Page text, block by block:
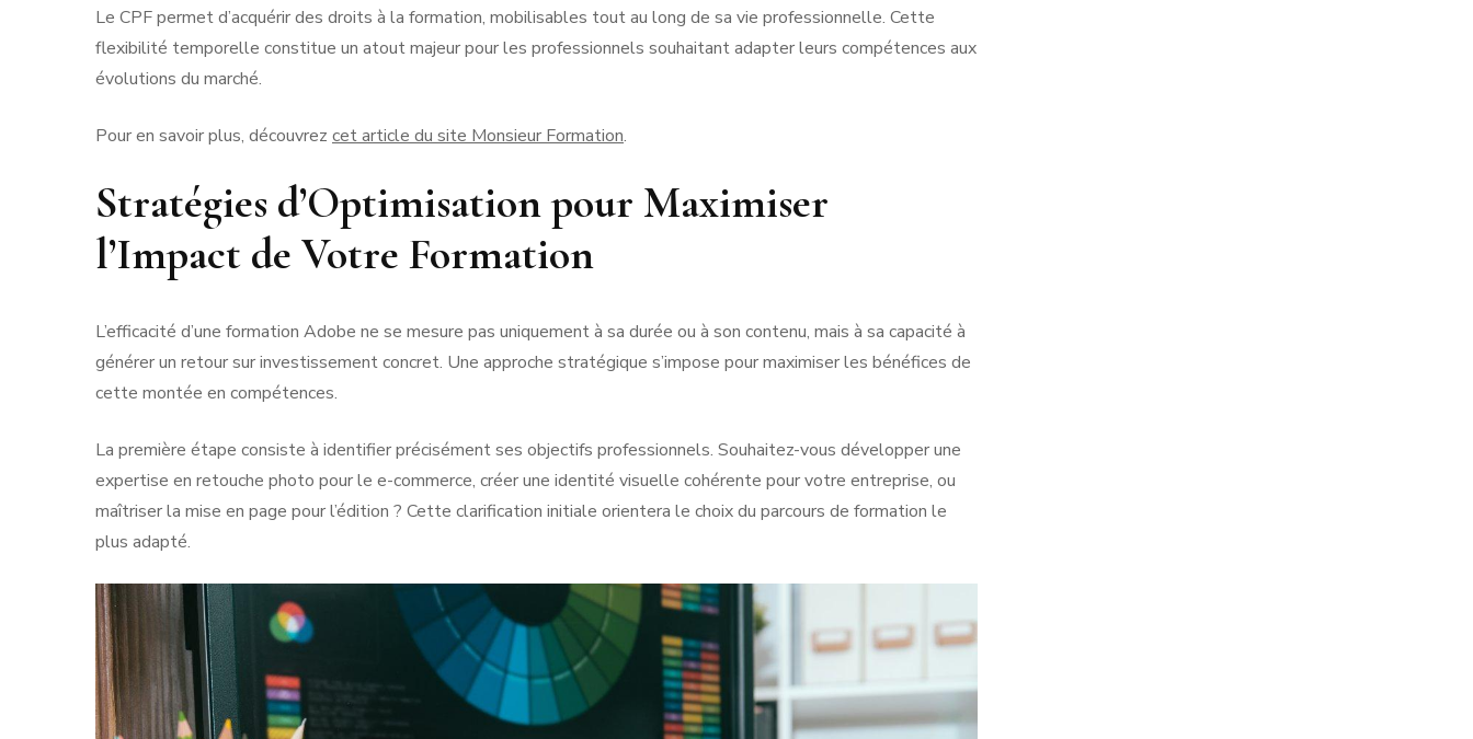
Le CPF permet d’acquérir des droits à la formation, mobilisables tout au long de sa vie professionnelle. Cette
flexibilité temporelle constitue un atout majeur pour les professionnels souhaitant adapter leurs compétences aux
évolutions du marché.
Pour en savoir plus, découvrez cet article du site Monsieur Formation.
Stratégies d’Optimisation pour Maximiser
l’Impact de Votre Formation
L’efficacité d’une formation Adobe ne se mesure pas uniquement à sa durée ou à son contenu, mais à sa capacité à
générer un retour sur investissement concret. Une approche stratégique s’impose pour maximiser les bénéfices de
cette montée en compétences.
La première étape consiste à identifier précisément ses objectifs professionnels. Souhaitez-vous développer une
expertise en retouche photo pour le e-commerce, créer une identité visuelle cohérente pour votre entreprise, ou
maîtriser la mise en page pour l’édition ? Cette clarification initiale orientera le choix du parcours de formation le
plus adapté.